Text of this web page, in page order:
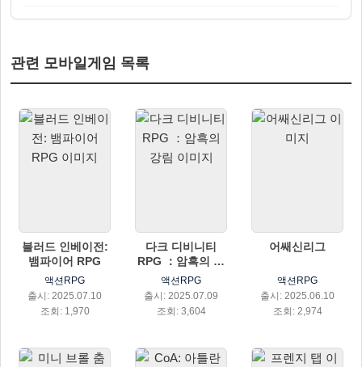
관련 모바일게임 목록
블러드 인베이전:
뱀파이어 RPG
액션RPG
출시: 2025.07.10
조회: 1,970
다크 디비니티
RPG ：암흑의 강
림
액션RPG
출시: 2025.07.09
조회: 3,604
어쌔신리그
액션RPG
출시: 2025.06.10
조회: 2,974